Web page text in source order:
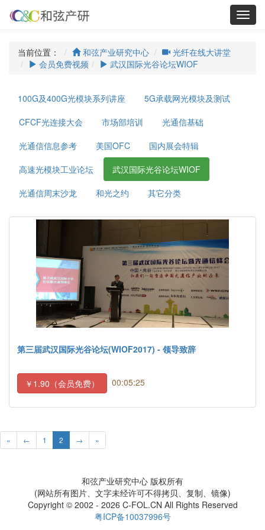
当前位置： 和弦产业研究中心
光纤在线大讲堂
会员免费视频
武汉国际光谷论坛WIOF
100G及400G光模块系列讲座
5G承载网光模块及测试
CFCF光连接大会
市场部培训
光通信基础
光通信信息参考
美国OFC
国内展会特辑
高速光模块工业论坛
武汉国际光谷论坛WIOF
光通信周末沙龙
和光之约 其它分类
第三届武汉国际光谷论坛(WIOF2017) - 领导致辞
￥1.90（会员免费） 00:05:25
« ← 1 2 → »
和弦产业研究中心 版权所有
(网站所有图片、文字未经许可不得拷贝、复制、镜像)
Copyright © 2002 - 2026 C-FOL.CN All Rights Reserved
粤ICP备10037996号